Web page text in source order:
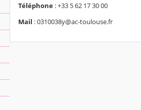
Téléphone : +33 5 62 17 30 00
Mail : 0310038y@ac-toulouse.fr